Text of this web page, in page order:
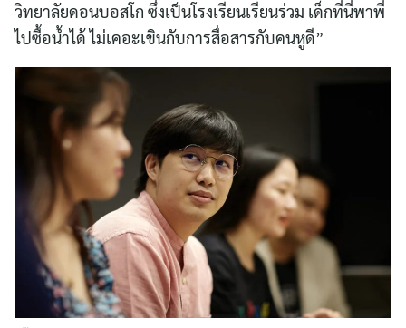
วิทยาลัยดอนบอสโก ซึ่งเป็นโรงเรียนเรียนร่วม เด็กที่นี่พาพี่
ไปซื้อน้ำได้ ไม่เคอะเขินกับการสื่อสารกับคนหูดี”